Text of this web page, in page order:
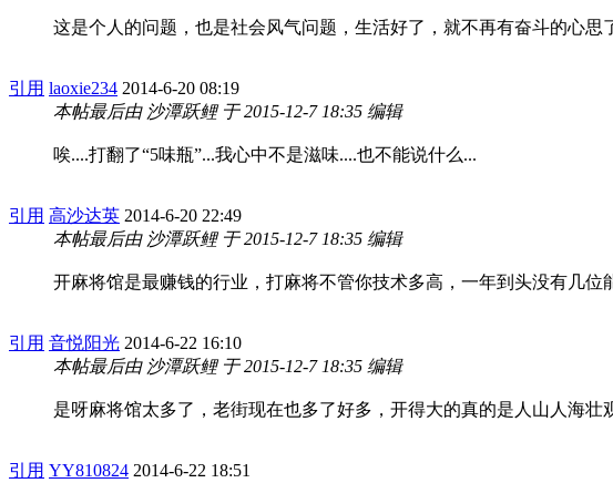
这是个人的问题，也是社会风气问题，生活好了，就不再有奋斗的心思
引用 laoxie234 2014-6-20 08:19
本帖最后由 沙潭跃鲤 于 2015-12-7 18:35 编辑
唉....打翻了“5味瓶”...我心中不是滋味....也不能说什么...
引用 高沙达英 2014-6-20 22:49
本帖最后由 沙潭跃鲤 于 2015-12-7 18:35 编辑
开麻将馆是最赚钱的行业，打麻将不管你技术多高，一年到头没有几位
引用 音悦阳光 2014-6-22 16:10
本帖最后由 沙潭跃鲤 于 2015-12-7 18:35 编辑
是呀麻将馆太多了，老街现在也多了好多，开得大的真的是人山人海壮
引用 YY810824 2014-6-22 18:51